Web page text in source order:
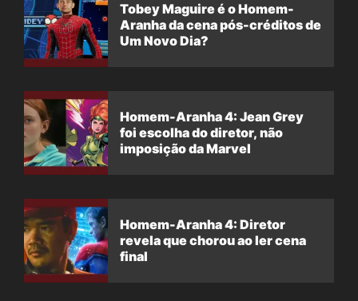
Tobey Maguire é o Homem-
Aranha da cena pós-créditos de
Um Novo Dia?
Homem-Aranha 4: Jean Grey
foi escolha do diretor, não
imposição da Marvel
Homem-Aranha 4: Diretor
revela que chorou ao ler cena
final